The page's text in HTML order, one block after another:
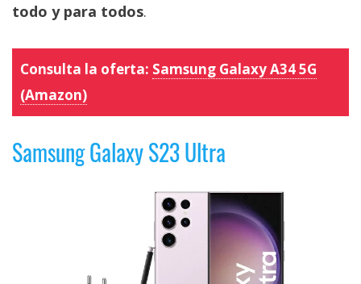
todo y para todos.
Consulta la oferta: Samsung Galaxy A34 5G
(Amazon)
Samsung Galaxy S23 Ultra